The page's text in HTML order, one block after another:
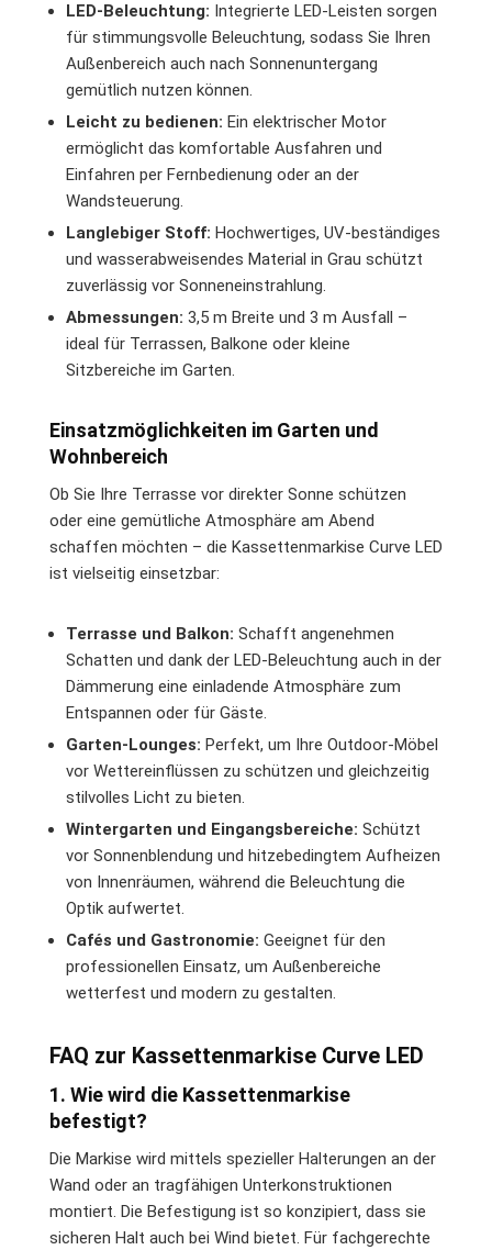
LED-Beleuchtung: Integrierte LED-Leisten sorgen
für stimmungsvolle Beleuchtung, sodass Sie Ihren
Außenbereich auch nach Sonnenuntergang
gemütlich nutzen können.
Leicht zu bedienen: Ein elektrischer Motor
ermöglicht das komfortable Ausfahren und
Einfahren per Fernbedienung oder an der
Wandsteuerung.
Langlebiger Stoff: Hochwertiges, UV-beständiges
und wasserabweisendes Material in Grau schützt
zuverlässig vor Sonneneinstrahlung.
Abmessungen: 3,5 m Breite und 3 m Ausfall –
ideal für Terrassen, Balkone oder kleine
Sitzbereiche im Garten.
Einsatzmöglichkeiten im Garten und
Wohnbereich
Ob Sie Ihre Terrasse vor direkter Sonne schützen
oder eine gemütliche Atmosphäre am Abend
schaffen möchten – die Kassettenmarkise Curve LED
ist vielseitig einsetzbar:
Terrasse und Balkon: Schafft angenehmen
Schatten und dank der LED-Beleuchtung auch in der
Dämmerung eine einladende Atmosphäre zum
Entspannen oder für Gäste.
Garten-Lounges: Perfekt, um Ihre Outdoor-Möbel
vor Wettereinflüssen zu schützen und gleichzeitig
stilvolles Licht zu bieten.
Wintergarten und Eingangsbereiche: Schützt
vor Sonnenblendung und hitzebedingtem Aufheizen
von Innenräumen, während die Beleuchtung die
Optik aufwertet.
Cafés und Gastronomie: Geeignet für den
professionellen Einsatz, um Außenbereiche
wetterfest und modern zu gestalten.
FAQ zur Kassettenmarkise Curve LED
1. Wie wird die Kassettenmarkise
befestigt?
Die Markise wird mittels spezieller Halterungen an der
Wand oder an tragfähigen Unterkonstruktionen
montiert. Die Befestigung ist so konzipiert, dass sie
sicheren Halt auch bei Wind bietet. Für fachgerechte